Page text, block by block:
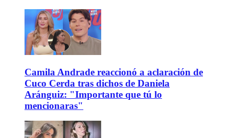
Camila Andrade reaccionó a aclaración de
Cuco Cerda tras dichos de Daniela
Aránguiz: "Importante que tú lo
mencionaras"